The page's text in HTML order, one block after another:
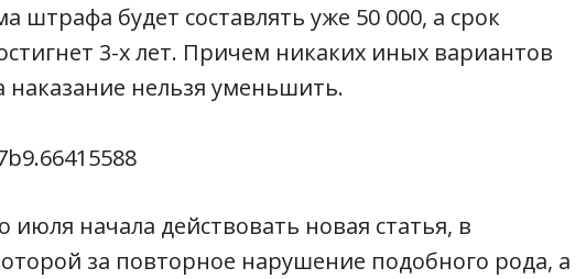
штрафа будет составлять уже 50 000, а срок
3-х лет. Причем никаких иных вариантов
нельзя уменьшить.
июля начала действовать новая статья, в
за повторное нарушение подобного рода, а